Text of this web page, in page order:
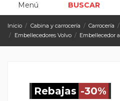
Menú BUSCAR
Inicio Cabina y carrocería Carrocería
Embellecedores Volvo
Embellecedor
Rebajas -30%